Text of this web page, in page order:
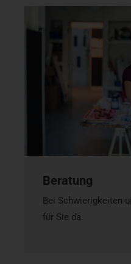
Beratung
Bei Schwierigkeiten
für Sie da.